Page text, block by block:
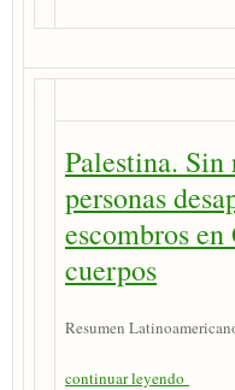
Palestina.
personas
escombros
cuerpos
Resumen
continuar leyendo